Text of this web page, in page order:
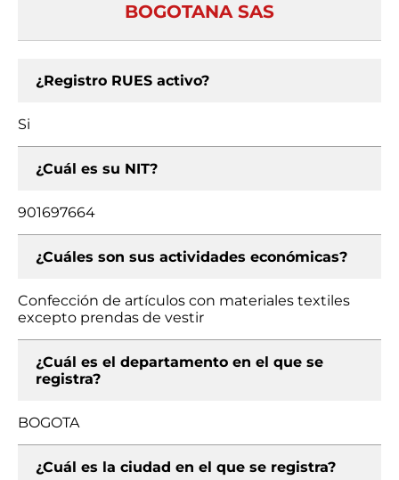
BOGOTANA SAS
¿Registro RUES activo?
Si
¿Cuál es su NIT?
901697664
¿Cuáles son sus actividades económicas?
Confección de artículos con materiales textiles
excepto prendas de vestir
¿Cuál es el departamento en el que se
registra?
BOGOTA
¿Cuál es la ciudad en el que se registra?